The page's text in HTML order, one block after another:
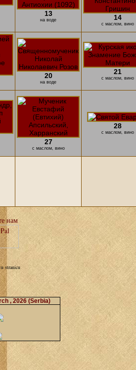
13
на воде 14
с маслом, вино
20
на воде
21
с маслом, вино
27
с маслом, вино
28
с маслом, вино
нам
stranicu
, 2026 (Serbia)